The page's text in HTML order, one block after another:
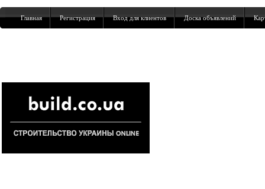
Главная Регистрация Вход для клиентов Доска объявлений